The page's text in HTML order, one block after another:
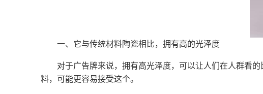
一、它与传统材料陶瓷相比，拥有高的光泽度
对于广告牌来说，拥有高光泽度，可以让人们在人群看
料，可能更容易接受这个。